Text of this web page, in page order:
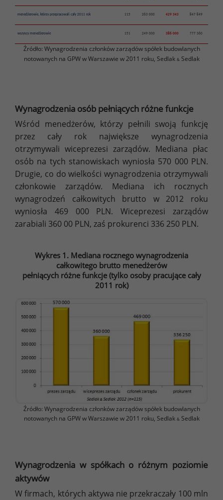
menedżerowie, którzy przepracowali cały 2011 rok 115 263 000 429 343 847 849
wszyscy menedżerowie 151 249 000 386 000 777 360
Źródło: Wynagrodzenia członków zarządów spółek budowlanych
notowanych na GPW w Warszawie w 2011 roku, Sedlak &Sedlak
Wynagrodzenia osób pełniących różne funkcje
Wśród menedżerów, którzy pełnili swoją funkcję
przez cały rok największe wynagrodzenia
otrzymywali wiceprezesi zarządów. Mediana płac
osób na tych stanowiskach wyniosła 570 000 PLN.
Drugie, co do wielkości wynagrodzenia otrzymywali
członkowie zarządów. Mediana ich rocznych
wynagrodzeń całkowitych brutto w 2012 roku
wyniosła 469 000 PLN. Wiceprezesi zarządów
zarabiali 360 00 PLN, zaś prokurenci 336 250 PLN.
Wykres 1. Mediana rocznego wynagrodzenia
całkowitego brutto menedżerów
pełniących różne funkcje (tylko osoby pracujące cały
2011 rok)
Źródło: Wynagrodzenia członków zarządów spółek budowlanych
notowanych na GPW w Warszawie w 2011 roku, Sedlak &Sedlak
Wynagrodzenia w spółkach o różnym poziomie
aktywów
W firmach, których aktywa nie przekraczały 100 mln